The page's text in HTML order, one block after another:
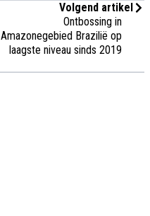
Volgend artikel
Ontbossing in
Amazonegebied Brazilië op
laagste niveau sinds 2019